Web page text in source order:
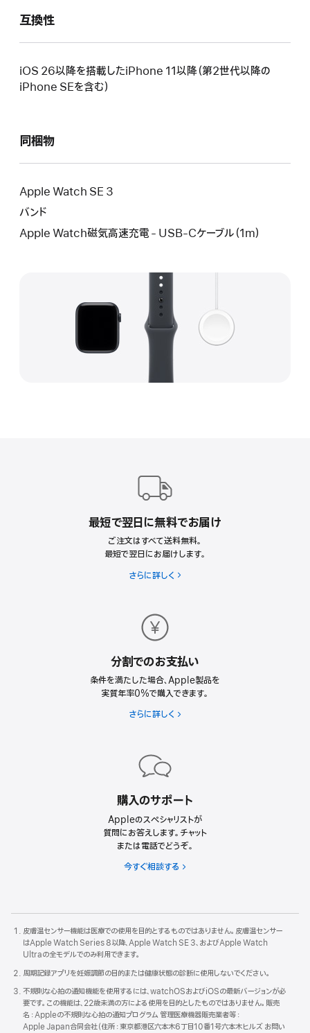
互換性
iOS 26以降を搭載したiPhone 11以降（第2世代以降の
iPhone SEを含 む ）
同梱物
Apple Watch SE 3
バンド
Apple Watch磁気高速充電 - USB - Cケーブル（1m）
最短で翌日に無料でお届け
ご注文はすべて送料無料。
最短で翌日にお届けします。
送
い
て
さらに詳しく
分割でのお支払い
条件を満たした場合、Apple製品を
実質年率0%で購入できます。
さらに詳しく
購入のサポート
Appleのスペシャリストが
質問にお答えします。チャット
または電話でどうぞ。
今すぐ相談する
皮膚温センサー機能は医療での使用を目的とするものではありません。皮膚温センサー
はApple Watch Series 8以降、Apple Watch SE 3、およびApple Watch
Ultraの全モデルでのみ利用できま す 。
周期記録アプリを妊娠調節の目的または健康状態の診断に使用しないでくださ い 。
不規則な心拍の通知機能を使用するには、watchOSおよびiOSの最新バージョンが必
要です。この機能は、22歳未満の方による使用を目的としたものではありません。販売
名：Appleの不規則な心拍の通知プログラム 管理医療機器販売業者等：
Apple Japan合同会社（住所：東京都港区六本木6丁目10番1号六本木ヒルズ お問い